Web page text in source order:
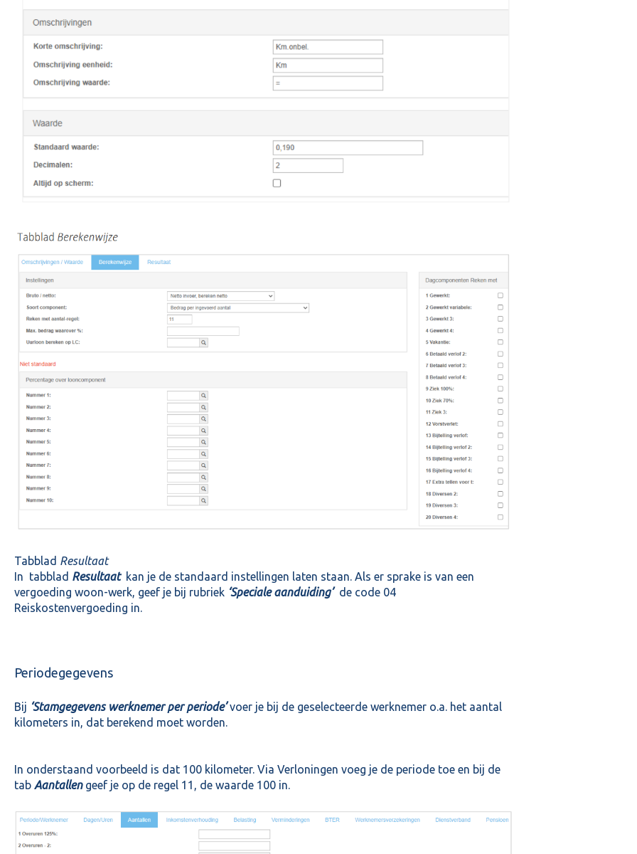
Tabblad Resultaat
In tabblad Resultaatkan je de standaard instellingen laten staan. Als er sprake is van een
vergoeding woon-werk, geef je bij rubriek ‘Speciale aanduiding’de code 04
Reiskostenvergoeding in.
Periodegegevens
Bij ‘Stamgegevens werknemer per periode’voer je bij de geselecteerde werknemer o.a. het aantal
kilometers in, dat berekend moet worden.
In onderstaand voorbeeld is dat 100 kilometer. Via Verloningen voeg je de periode toe en bij de
tab Aantallengeef je op de regel 11, de waarde 100 in.